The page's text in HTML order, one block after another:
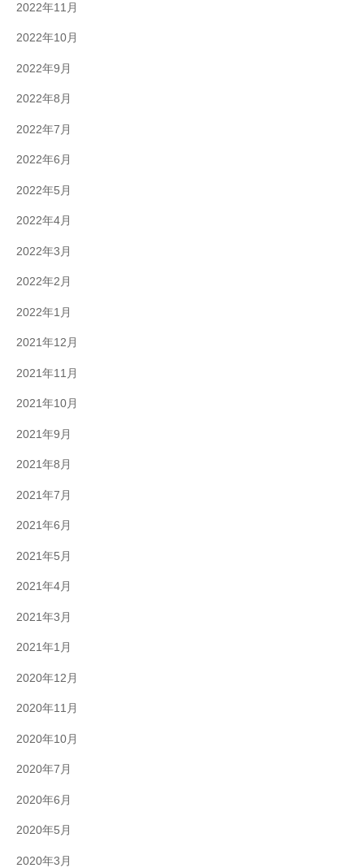
2022年11月
2022年10月
2022年9月
2022年8月
2022年7月
2022年6月
2022年5月
2022年4月
2022年3月
2022年2月
2022年1月
2021年12月
2021年11月
2021年10月
2021年9月
2021年8月
2021年7月
2021年6月
2021年5月
2021年4月
2021年3月
2021年1月
2020年12月
2020年11月
2020年10月
2020年7月
2020年6月
2020年5月
2020年3月